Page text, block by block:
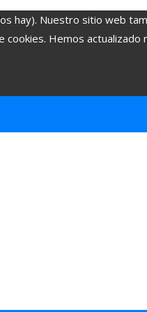
hay). Nuestro sitio web
Hemos actualizado